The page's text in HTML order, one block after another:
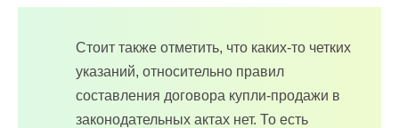
Стоит также отметить, что каких-то четких
указаний, относительно правил
составления договора купли-продажи в
законодательных актах нет. То есть